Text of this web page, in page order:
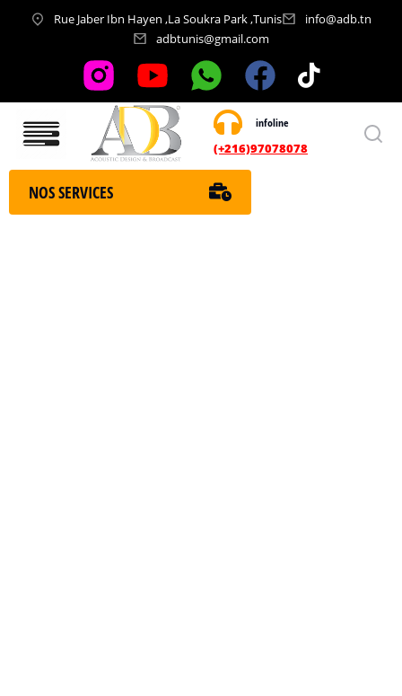
Rue Jaber Ibn Hayen ,La Soukra Park ,Tunis
info@adb.tn
adbtunis@gmail.com
infoline
(+216)97078078
Nos services
NOS SERVICES